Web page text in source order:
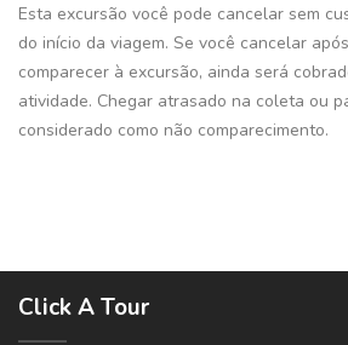
Esta excursão você pode cancelar sem
do início da viagem. Se você cancelar
comparecer à excursão, ainda será
atividade. Chegar atrasado na coleta ou
considerado como não comparecimento.
Click A Tour